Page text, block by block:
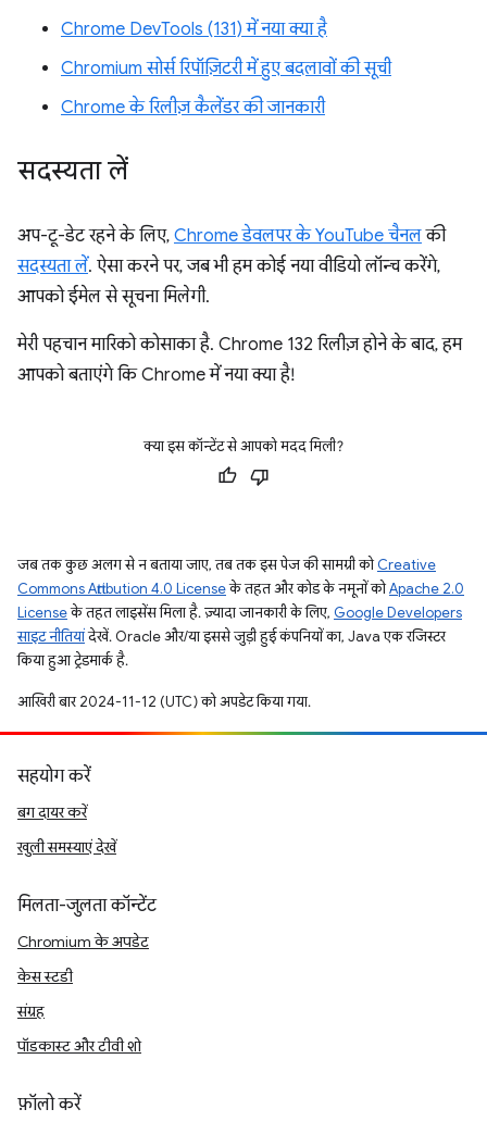
Chrome DevTools (131) में नया क्या है
Chromium सोर्स रिपॉज़िटरी में हुए बदलावों की सूची
Chrome के रिलीज़ कैलेंडर की जानकारी
सदस्यता लें
अप-टू-डेट रहने के लिए, Chrome डेवलपर के YouTube चैनलकी
सदस्यता लें. ऐसा करने पर, जब भी हम कोई नया वीडियो लॉन्च करेंगे,
आपको ईमेल से सूचना मिलेगी.
मेरी पहचान मारिको कोसाका है. Chrome 132 रिलीज़ होने के बाद, हम
आपको बताएंगे कि Chrome में नया क्या है!
क्या इस कॉन्टेंट से आपको मदद मिली?
जब तक कुछ अलग से न बताया जाए, तब तक इस पेज की सामग्री कोCreative
Commons Attribution 4.0 Licenseके तहत और कोड के नमूनों कोApache 2.0
Licenseके तहत लाइसेंस मिला है. ज़्यादा जानकारी के लिए, Google Developers
साइट नीतियांदेखें. Oracle और/या इससे जुड़ी हुई कंपनियों का, Java एक रजिस्टर
किया हुआ ट्रेडमार्क है.
आखिरी बार 2024-11-12 (UTC) को अपडेट किया गया.
सहयोग करें
बग दायर करें
खुली समस्याएं देखें
मिलता-जुलता कॉन्टेंट
Chromium के अपडेट
केस स्टडी
संग्रह
पॉडकास्ट और टीवी शो
फ़ॉलो करें